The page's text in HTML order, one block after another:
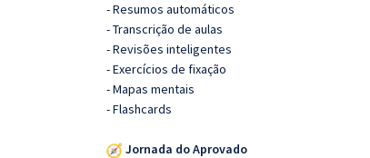
- Resumos automáticos
- Transcrição de aulas
- Revisões inteligentes
- Exercícios de fixação
- Mapas mentais
- Flashcards
Jornada do Aprovado